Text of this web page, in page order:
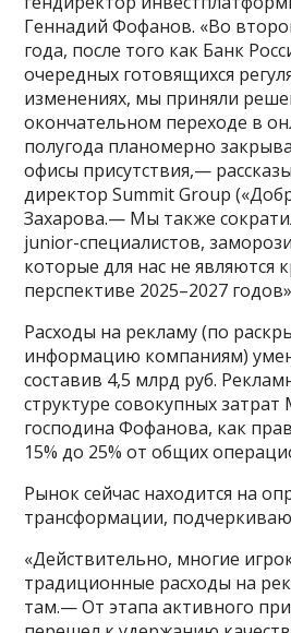
Геннадий Фофанов. «Во
года, после того как Банк
очередных готовящихся
изменениях, мы приняли
окончательном переходе в
полугода планомерно
офисы присутствия,—
директор Summit Group
Захарова.— Мы также
junior-специалистов,
которые для нас не являются
перспективе 2025–2027
Расходы на рекламу (по
информацию компаниям)
составив 4,5 млрд руб.
структуре совокупных
господина Фофанова, как
15% до 25% от общих
Рынок сейчас находится на
трансформации,
«Действительно, многие
традиционные расходы на
там.— От этапа активного